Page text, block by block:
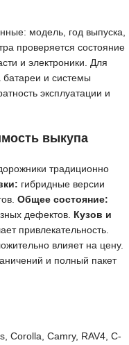
модель, год выпуска,
проверяется состояние
и электроники. Для
батареи и системы
эксплуатации и
выкупа
традиционно
гибридные версии
Общее состояние:
дефектов. Кузов и
привлекательность.
влияет на цену.
и полный пакет
Corolla, Camry, RAV4, C-